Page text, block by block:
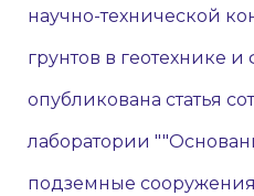
научно-технической
грунтов в геотехнике
опубликована статья
лаборатории
подземные